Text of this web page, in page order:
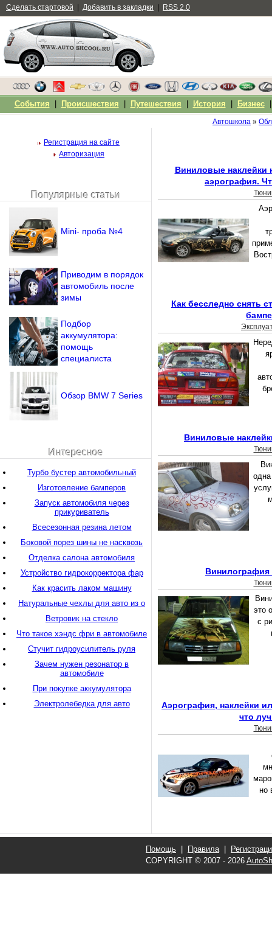
Автошкола »
Виниловые наклейки
аэрография.
Как бесследно снять
Виниловые
Винилография
это
с
Аэрография, наклейки
что
но
Регистрация на сайте
Авторизация
Популярные статьи
Mini- проба №4
Приводим в порядок
автомобиль после
зимы
Подбор
аккумулятора:
помощь
специалиста
Обзор BMW 7 Series
Интересное
Турбо бустер автомобильный
Изготовление бамперов
Запуск автомобиля через
прикуриватель
Всесезонная резина летом
Боковой порез шины не насквозь
Отделка салона автомобиля
Устройство гидрокорректора фар
Как красить лаком машину
Натуральные чехлы для авто из о
Ветровик на стекло
Что такое хэндс фри в автомобиле
Стучит гидроусилитель руля
Зачем нужен резонатор в
автомобиле
При покупке аккумулятора
Электролебедка для авто
Сделать стартовой Добавить в закладки RSS 2.0
События Происшествия Путешествия История Бизнес
Помощь Правила|
COPYRIGHT © 2007 - 2026